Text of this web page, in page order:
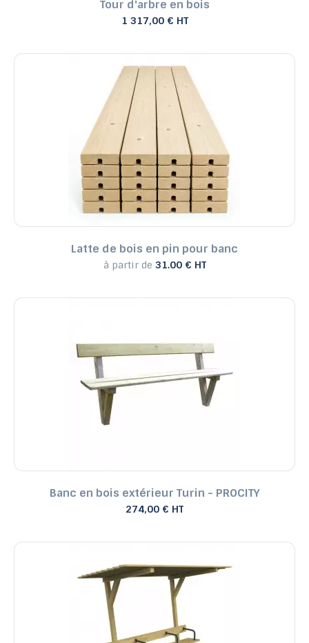
Tour d'arbre en bois
1 317,00 € HT
Latte de bois en pin pour banc
à partir de 31.00 € HT
Banc en bois extérieur Turin - PROCITY
274,00 € HT